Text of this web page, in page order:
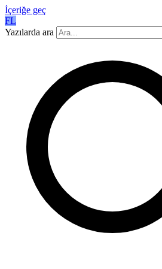
İçeriğe geç
FL
Yazılarda ara